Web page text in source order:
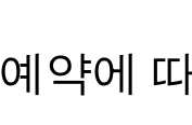
예약에